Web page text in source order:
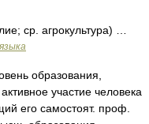
ср. агрокультура) …
образования,
участие человека
его самостоят. проф.